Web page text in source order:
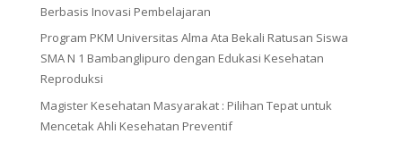
Berbasis Inovasi Pembelajaran
Program PKM Universitas Alma Ata Bekali Ratusan Siswa
SMA N 1 Bambanglipuro dengan Edukasi Kesehatan
Reproduksi
Magister Kesehatan Masyarakat : Pilihan Tepat untuk
Mencetak Ahli Kesehatan Preventif